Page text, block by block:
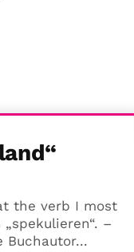
the verb I most
–
Buchautor...